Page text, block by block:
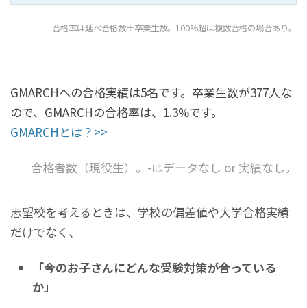
合格率は延べ合格数÷卒業生数。100%超は複数合格の場合あり。
GMARCHへの合格実績は5名です。卒業生数が377人な
ので、GMARCHの合格率は、1.3%です。
GMARCHとは？>>
合格者数（現役生）。-はデータなし or 実績なし。
志望校を考えるときは、学校の偏差値や大学合格実績
だけでなく、
「今のお子さんにどんな受験対策が合っている
か」